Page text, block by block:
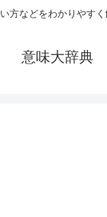
方などをわかりやすく
意味大辞典